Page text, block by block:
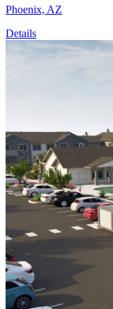
Phoenix, AZ
Details